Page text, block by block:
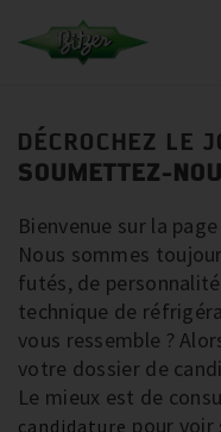
DÉCROCHEZ LE
SOUMETTEZ-
Bienvenue sur la
Nous sommes
futés, de
technique de
vous ressemble ?
votre dossier de
Le mieux est de
candidature pour voir